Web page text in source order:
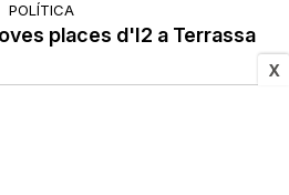
X
POLÍTICA
places d'I2 a Terrassa